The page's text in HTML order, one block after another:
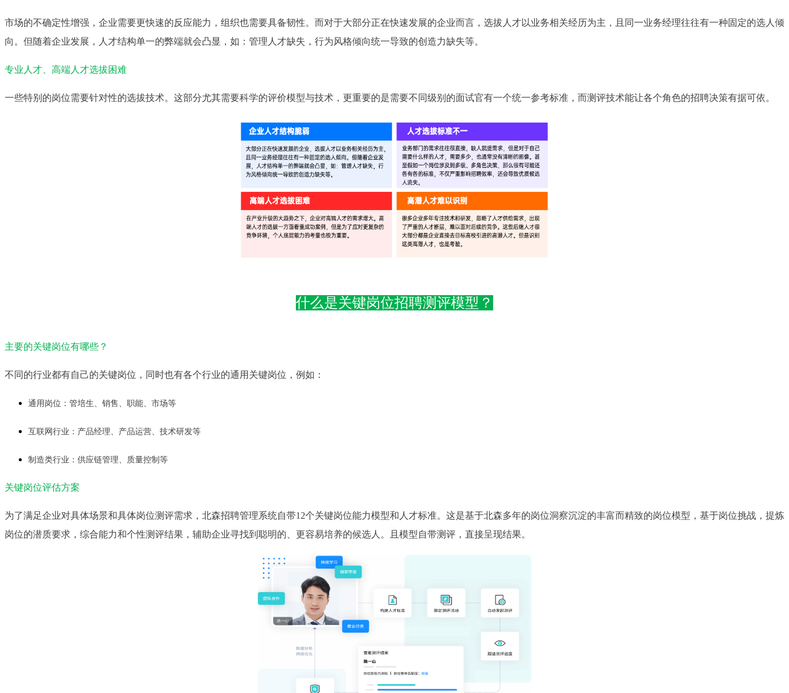
市场的不确定性增强，企业需要更快速的反应能力，组织也需要具备韧性。而对于大部分正在快速发展的企业而言，选拔人才以业务相关经历为主，且同一业务经理往往有一种固定的选人倾
向。但随着企业发展，人才结构单一的弊端就会凸显，如：管理人才缺失，行为风格倾向统一导致的创造力缺失等。
专业人才、高端人才选拔困难
一些特别的岗位需要针对性的选拔技术。这部分尤其需要科学的评价模型与技术，更重要的是需要不同级别的面试官有一个统一参考标准，而测评技术能让各个角色的招聘决策有据可依。
什么是关键岗位招聘测评模型？
主要的关键岗位有哪些？
不同的行业都有自己的关键岗位，同时也有各个行业的通用关键岗位，例如：
通用岗位：管培生、销售、职能、市场等
互联网行业：产品经理、产品运营、技术研发等
制造类行业：供应链管理、质量控制等
关键岗位评估方案
为了满足企业对具体场景和具体岗位测评需求，北森招聘管理系统自带12个关键岗位能力模型和人才标准。这是基于北森多年的岗位洞察沉淀的丰富而精致的岗位模型，基于岗位挑战，提炼
岗位的潜质要求，综合能力和个性测评结果，辅助企业寻找到聪明的、更容易培养的候选人。且模型自带测评，直接呈现结果。